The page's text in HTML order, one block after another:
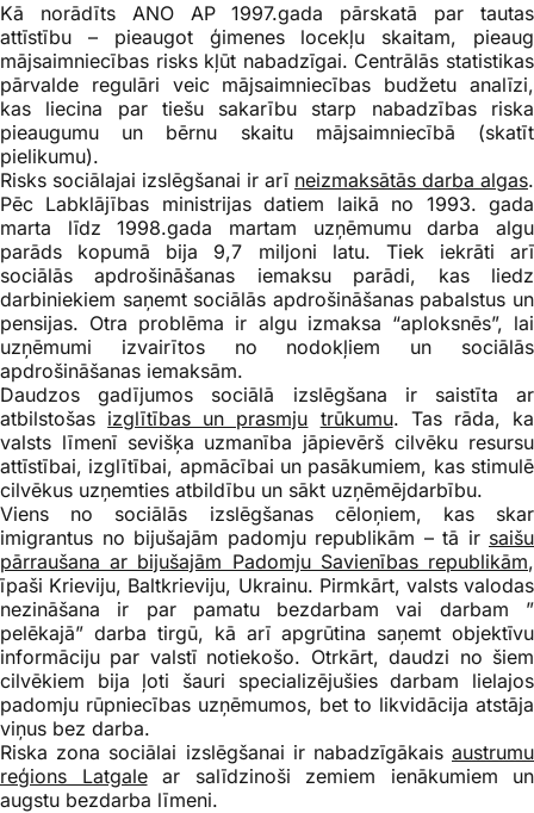
Kā norādīts ANO AP 1997.gada pārskatā par tautas
attīstību – pieaugot ģimenes locekļu skaitam, pieaug
mājsaimniecības risks kļūt nabadzīgai. Centrālās statistikas
pārvalde regulāri veic mājsaimniecības budžetu analīzi,
kas liecina par tiešu sakarību starp nabadzības riska
pieaugumu un bērnu skaitu mājsaimniecībā (skatīt
pielikumu).
Risks sociālajai izslēgšanai ir arī neizmaksātās darba algas.
Pēc Labklājības ministrijas datiem laikā no 1993. gada
marta līdz 1998.gada martam uzņēmumu darba algu
parāds kopumā bija 9,7 miljoni latu. Tiek iekrāti arī
sociālās apdrošināšanas iemaksu parādi, kas liedz
darbiniekiem saņemt sociālās apdrošināšanas pabalstus un
pensijas. Otra problēma ir algu izmaksa “aploksnēs”, lai
uzņēmumi izvairītos no nodokļiem un sociālās
apdrošināšanas iemaksām.
Daudzos gadījumos sociālā izslēgšana ir saistīta ar
atbilstošas izglītības un prasmju trūkumu. Tas rāda, ka
valsts līmenī sevišķa uzmanība jāpievērš cilvēku resursu
attīstībai, izglītībai, apmācībai un pasākumiem, kas stimulē
cilvēkus uzņemties atbildību un sākt uzņēmējdarbību.
Viens no sociālās izslēgšanas cēloņiem, kas skar
imigrantus no bijušajām padomju republikām – tā ir saišu
pārraušana ar bijušajām Padomju Savienības republikām,
īpaši Krieviju, Baltkrieviju, Ukrainu. Pirmkārt, valsts valodas
nezināšana ir par pamatu bezdarbam vai darbam ”
pelēkajā” darba tirgū, kā arī apgrūtina saņemt objektīvu
informāciju par valstī notiekošo. Otrkārt, daudzi no šiem
cilvēkiem bija ļoti šauri specializējušies darbam lielajos
padomju rūpniecības uzņēmumos, bet to likvidācija atstāja
viņus bez darba.
Riska zona sociālai izslēgšanai ir nabadzīgākais austrumu
reģions Latgalear salīdzinoši zemiem ienākumiem un
augstu bezdarba līmeni.